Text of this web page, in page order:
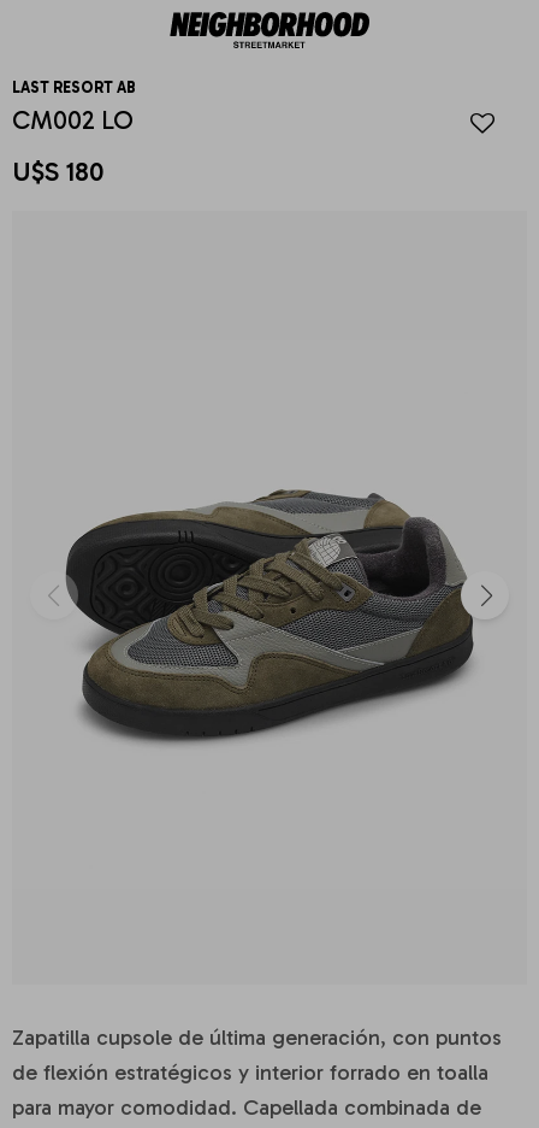
LAST RESORT AB
CM002 LO
U$S 180
Zapatilla cupsole de última generación, con puntos
de flexión estratégicos y interior forrado en toalla
para mayor comodidad. Capellada combinada de